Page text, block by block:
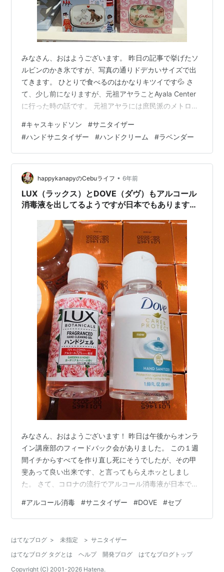
みなさん、おはようございます。 昨日の記事で挙げたソ
ルビンのかき氷ですが、写真の通りドデカいサイズで出
てきます。 ひとりで食べるのはかなりキツイです💦 さ
て、少し前になりますが、元祖アヤラことAyala Center
に行った時の話です。 元祖アヤラには庶民派のメトロと
ます。 私は食料品目的でどちらにも行くのですが、ルス
タンスに行くと移動途中に化粧品エリアを通ります。 そ
れで、エスカレーターのすぐ隣のエリアで何やら目を引
く商品がこまごまと並んでいるのが目に入りました。 近
づいて見てみると手の消毒をするサニタイザーでした。
フィリピンではコロナに関…
#キャスキッドソン #サニタイザー
#ハンドサニタイザー #ハンドクリーム #ラベンダー
happykanapyのCebuライフ • 6年前
LUX（ラックス）とDOVE（ダヴ）もアルコール
消毒液を出してるようですが日本でもあります
みなさん、おはようございます！ 昨日は午後からオンラ
イン講座部のフィードバック会がありました。 この１週
間イチからすべてを作り直し死にそうでしたが、その甲
斐あって良い出来です、と言ってもらえホッとしまし
た。 さて、コロナの流行でアルコール消毒液が日本では
リピンでは、コロナに関係なく普段からアルコール消毒
液は持ち歩いている人が多く常に需要があります。 その
たことがありましたが、アルコール消毒液は問題なく手
に入りました。 そのアルコール消毒液ですが、こちらで
はいろいろな種類や香りのものが売られてい…
#アルコール消毒 #サニタイザー #DOVE #セブ
はてなブログ > 未指定 > サニタイザー
はてなブログ タグとは
ヘルプ 開発ブログ
はてなブログトップ
Copyright (C) 2001-2026 Hatena.